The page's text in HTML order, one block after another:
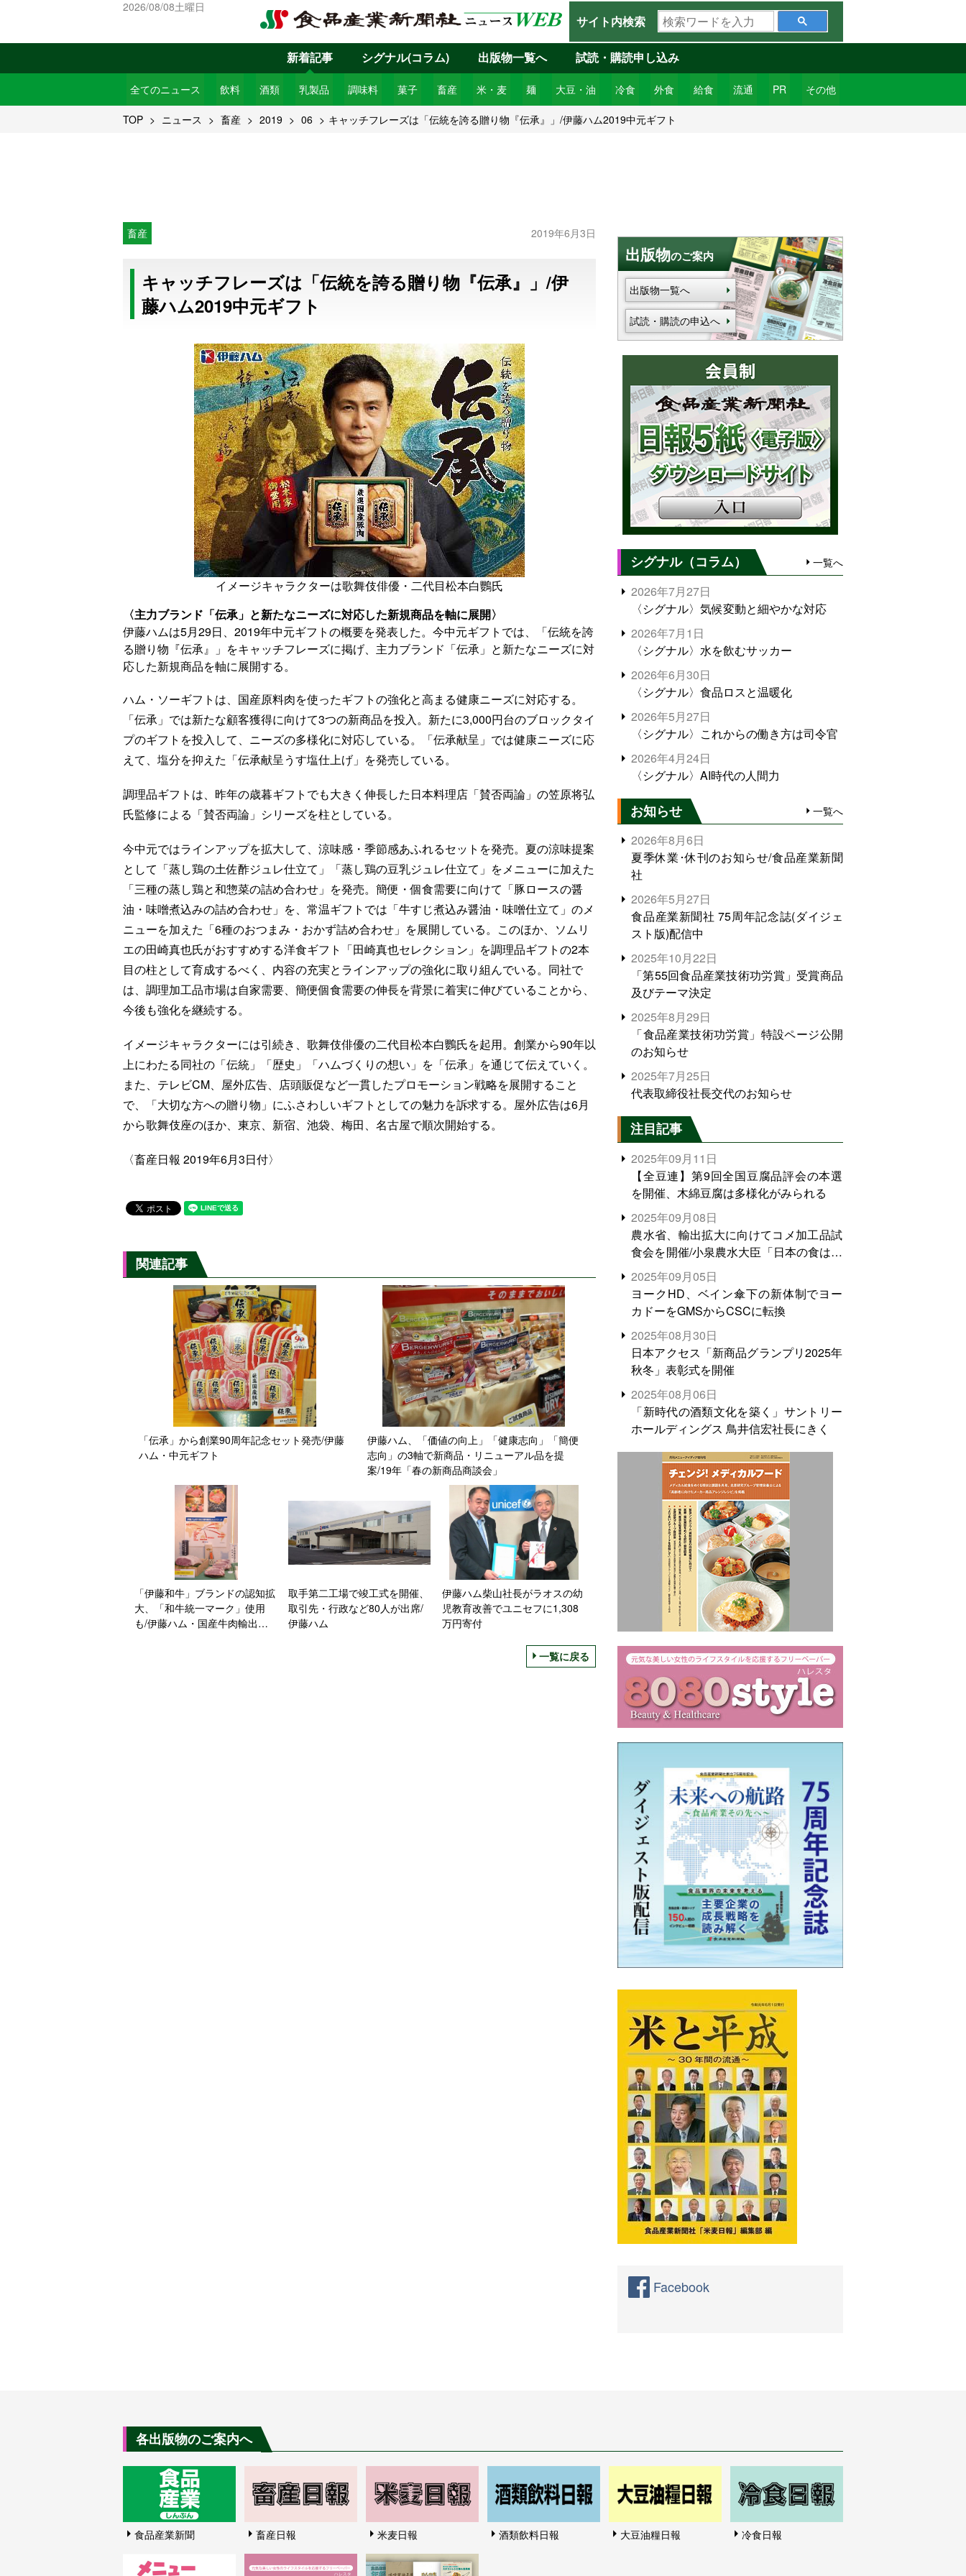
2026/08/08土曜日
サイト内検索
検
索
ワ
ー
ド
を
入
新着記事
全てのニュース 飲料 酒類 乳製品 調味料 菓子 畜産 米・麦 麺 大豆・油 冷食 外食 給食 流通 PR その他
シグナル(コラム) 出版物一覧へ 試読・購読申し込み
TOP ニュース 畜産 2019 06 キャッチフレーズは「伝統を誇る贈り物『伝承』」/伊藤ハム2019中元ギフト
畜産 2019年6月3日
キャッチフレーズは「伝統を誇る贈り物『伝承』」/伊
藤ハム2019中元ギフト
イメージキャラクターは歌舞伎俳優・二代目松本白鸚氏
〈主力ブランド「伝承」と新たなニーズに対応した新規商品を軸に展開〉
伊藤ハムは5月29日、2019年中元ギフトの概要を発表した。今中元ギフトでは、「伝統を誇
る贈り物『伝承』」をキャッチフレーズに掲げ、主力ブランド「伝承」と新たなニーズに対
応した新規商品を軸に展開する。
ハム・ソーギフトは、国産原料肉を使ったギフトの強化と高まる健康ニーズに対応する。
「伝承」では新たな顧客獲得に向けて3つの新商品を投入。新たに3,000円台のブロックタイ
プのギフトを投入して、ニーズの多様化に対応している。「伝承献呈」では健康ニーズに応
えて、塩分を抑えた「伝承献呈うす塩仕上げ」を発売している。
調理品ギフトは、昨年の歳暮ギフトでも大きく伸長した日本料理店「賛否両論」の笠原将弘
氏監修による「賛否両論」シリーズを柱としている。
今中元ではラインアップを拡大して、涼味感・季節感あふれるセットを発売。夏の涼味提案
として「蒸し鶏の土佐酢ジュレ仕立て」「蒸し鶏の豆乳ジュレ仕立て」をメニューに加えた
「三種の蒸し鶏と和惣菜の詰め合わせ」を発売。簡便・個食需要に向けて「豚ロースの醤
油・味噌煮込みの詰め合わせ」を、常温ギフトでは「牛すじ煮込み醤油・味噌仕立て」のメ
ニューを加えた「6種のおつまみ・おかず詰め合わせ」を展開している。このほか、ソムリ
エの田崎真也氏がおすすめする洋食ギフト「田崎真也セレクション」を調理品ギフトの2本
目の柱として育成するべく、内容の充実とラインアップの強化に取り組んでいる。同社で
は、調理加工品市場は自家需要、簡便個食需要の伸長を背景に着実に伸びていることから、
今後も強化を継続する。
イメージキャラクターには引続き、歌舞伎俳優の二代目松本白鸚氏を起用。創業から90年以
上にわたる同社の「伝統」「歴史」「ハムづくりの想い」を「伝承」を通じて伝えていく。
また、テレビCM、屋外広告、店頭販促など一貫したプロモーション戦略を展開すること
で、「大切な方への贈り物」にふさわしいギフトとしての魅力を訴求する。屋外広告は6月
から歌舞伎座のほか、東京、新宿、池袋、梅田、名古屋で順次開始する。
〈畜産日報 2019年6月3日付〉
関連記事
「伝承」から創業90周年記念セット発売/伊藤
ハム・中元ギフト
伊藤ハム、「価値の向上」「健康志向」「簡便
志向」の3軸で新商品・リニューアル品を提
案/19年「春の新商品商談会」
「伊藤和牛」ブランドの認知拡
大、「和牛統一マーク」使用
も/伊藤ハム・国産牛肉輸出の
取手第二工場で竣工式を開催、
取引先・行政など80人が出席/
伊藤ハム
伊藤ハム柴山社長がラオスの幼
児教育改善でユニセフに1,308
万円寄付
一覧に戻る
出版物のご案内
出版物一覧へ
試読・購読の申込へ
シグナル（コラム） 一覧へ
2026年7月27日
〈シグナル〉気候変動と細やかな対応
2026年7月1日
〈シグナル〉水を飲むサッカー
2026年6月30日
〈シグナル〉食品ロスと温暖化
2026年5月27日
〈シグナル〉これからの働き方は司令官
2026年4月24日
〈シグナル〉AI時代の人間力
お知らせ 一覧へ
2026年8月6日
夏季休業･休刊のお知らせ/食品産業新聞
社
2026年5月27日
食品産業新聞社 75周年記念誌(ダイジェ
スト版)配信中
2025年10月22日
「第55回食品産業技術功労賞」受賞商品
及びテーマ決定
2025年8月29日
「食品産業技術功労賞」特設ページ公開
のお知らせ
2025年7月25日
代表取締役社長交代のお知らせ
注目記事
2025年09月11日
【全豆連】第9回全国豆腐品評会の本選
を開催、木綿豆腐は多様化がみられる
2025年09月08日
農水省、輸出拡大に向けてコメ加工品試
食会を開催/小泉農水大臣「日本の食は世
界でトップをとれる。米増産に向けて、
米輸出需要の拡大を」
2025年09月05日
ヨークHD、ベイン傘下の新体制でヨー
カドーをGMSからCSCに転換
2025年08月30日
日本アクセス「新商品グランプリ2025年
秋冬」表彰式を開催
2025年08月06日
「新時代の酒類文化を築く」サントリー
ホールディングス 鳥井信宏社長にきく
Facebook
各出版物のご案内へ
食品産業新聞 畜産日報 米麦日報 酒類飲料日報 大豆油糧日報 冷食日報